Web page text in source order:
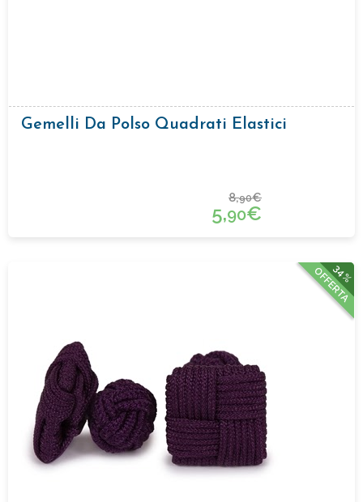
Gemelli Da Polso Quadrati Elastici
8,90€
5,90€
34%
OFFERTA